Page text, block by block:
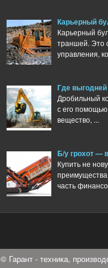
Карьерный
Карьерный
траншей. Это
управления,
Где
Дробильный
с его
вещество, ...
Б/у грохот —
Купить не
часть
© Гарант - техника,